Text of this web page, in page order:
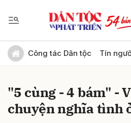
Công tác Dân tộc Tín
"5 cùng - 4 bám" -
chuyện nghĩa tình
Gửi bình luận